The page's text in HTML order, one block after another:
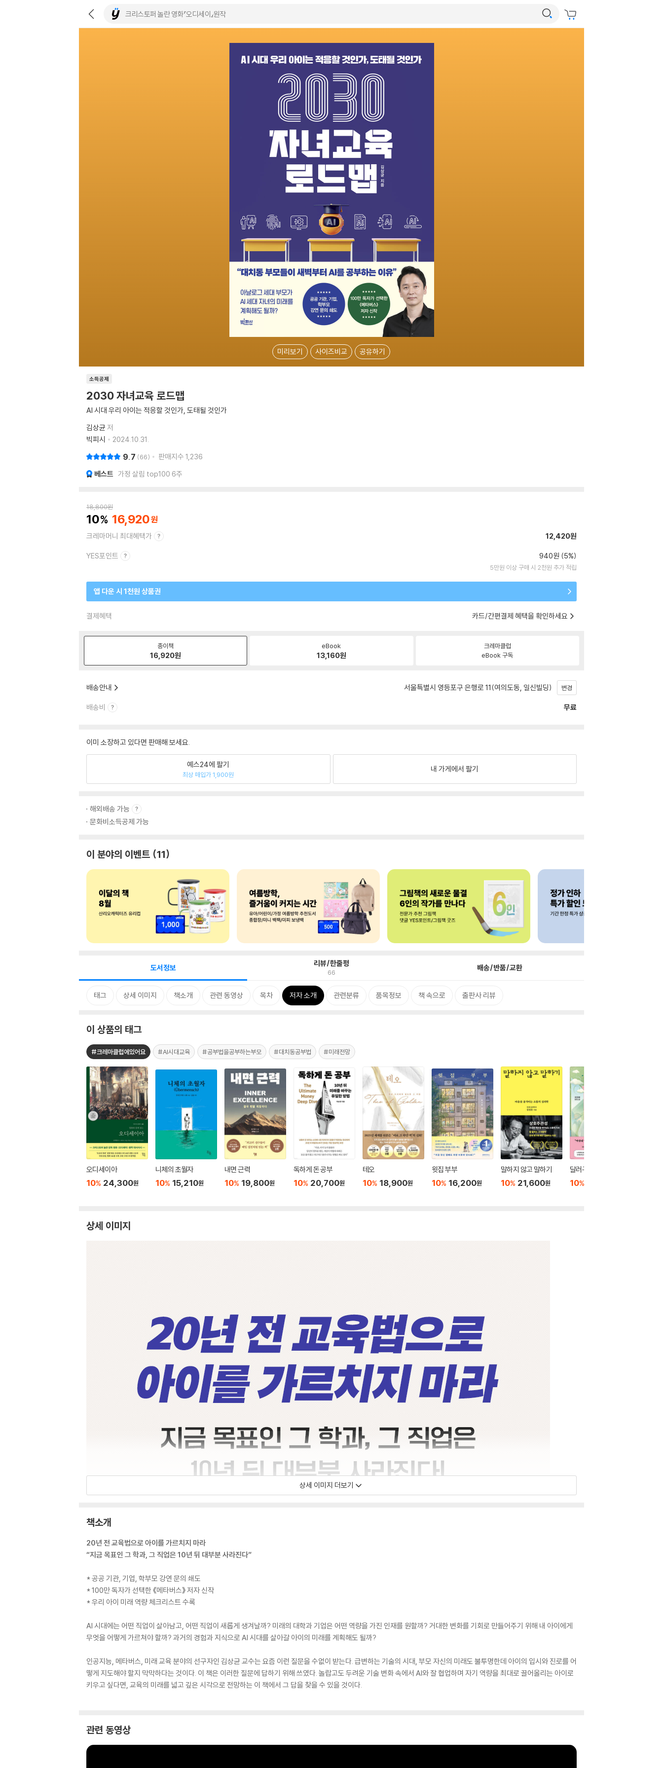
미리보기 사이즈비교 공유하기
소득공제
2030 자녀교육 로드맵
AI 시대 우리 아이는 적응할 것인가, 도태될 것인가
김상균 저
빅피시
2024.10.31.
9.7 66 판매지수 1,236
베스트 가정 살림 top100 6주
18,800원
10 16,920
크레마머니 최대혜택가 12,420원
YES포인트 940원 (5%)
5만원 이상 구매 시 2천원 추가 적립
앱 다운 시 1천원 상품권
결제혜택 카드/간편결제 혜택을 확인하세요
종이책
16,920원
eBook
13,160원
크레마클럽
eBook 구독
배송안내 서울특별시 영등포구 은행로 11(여의도동, 일신빌딩) 변경
배송비 무료
이미 소장하고 있다면 판매해 보세요.
예스24에 팔기
최상 매입가 1,900원
내 가게에서 팔기
해외배송 가능
문화비소득공제 가능
이 분야의 이벤트 11
도서정보 리뷰/한줄평
66 배송/반품/교환
태그 상세 이미지 책소개 관련 동영상 목차 저자 소개 관련분류 품목정보 책 속으로 출판사 리뷰
이 상품의 태그
#크레마클럽에있어요 #AI시대교육 #공부법을공부하는부모 #대치동공부법 #미래전망
오디세이아
10% 24,300원
니체의 초월자
10% 15,210원
내면 근력
10% 19,800원
독하게 돈 공부
10% 20,700원
테오
10% 18,900원
윗집 부부
10% 16,200원
말하지 않고 말하기
10% 21,600원
달러구트 꿈 백화점 0
10%
상세 이미지
상세 이미지 더보기
책소개
20년 전 교육법으로 아이를 가르치지 마라
“지금 목표인 그 학과, 그 직업은 10년 뒤 대부분 사라진다”
* 공공 기관, 기업, 학부모 강연 문의 쇄도
* 100만 독자가 선택한 《메타버스》 저자 신작
* 우리 아이 미래 역량 체크리스트 수록
AI 시대에는 어떤 직업이 살아남고, 어떤 직업이 새롭게 생겨날까? 미래의 대학과 기업은 어떤 역량을 가진 인재를 원할까? 거대한 변화를 기회로 만들어주기 위해 내 아이에게
무엇을 어떻게 가르쳐야 할까? 과거의 경험과 지식으로 AI 시대를 살아갈 아이의 미래를 계획해도 될까?
인공지능, 메타버스, 미래 교육 분야의 선구자인 김상균 교수는 요즘 이런 질문을 수없이 받는다. 급변하는 기술의 시대, 부모 자신의 미래도 불투명한데 아이의 입시와 진로를 어
떻게 지도해야 할지 막막하다는 것이다. 이 책은 이러한 질문에 답하기 위해 쓰였다. 놀랍고도 두려운 기술 변화 속에서 AI와 잘 협업하며 자기 역량을 최대로 끌어올리는 아이로
키우고 싶다면, 교육의 미래를 넓고 깊은 시각으로 전망하는 이 책에서 그 답을 찾을 수 있을 것이다.
관련 동영상